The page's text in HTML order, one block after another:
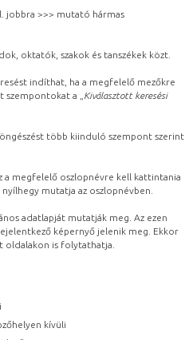
jobbra >>> mutató hármas
oktatók, szakok és tanszékek közt.
indíthat, ha a megfelelő mezőkre
a „ Kiválasztott keresési
több kiinduló szempont szerint
a megfelelő oszlopnévre kell kattintania
mutatja az oszlopnévben.
adatlapját mutatják meg. Az ezen
képernyő jelenik meg. Ekkor
oldalakon is folytathatja.
kívüli